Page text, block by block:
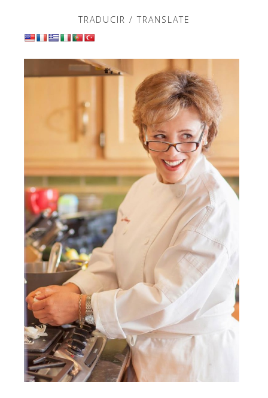
TRADUCIR / TRANSLATE